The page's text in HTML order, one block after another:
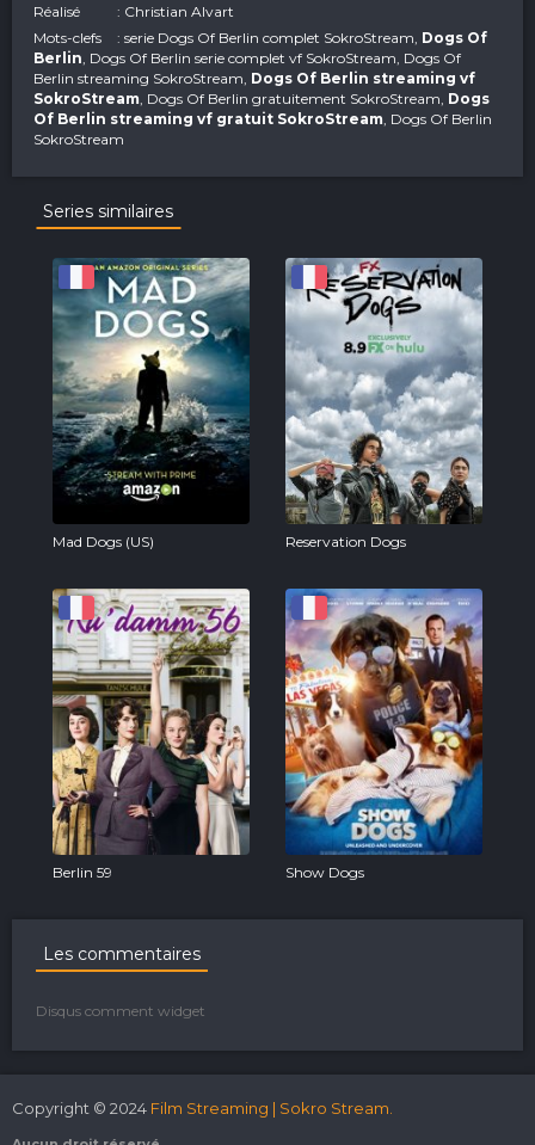
Réalisé
: Christian Alvart
Mots-clefs
: serie Dogs Of Berlin complet SokroStream, Dogs Of
Berlin , Dogs Of Berlin serie complet vf SokroStream, Dogs Of
Berlin streaming SokroStream, Dogs Of Berlin streaming vf
SokroStream , Dogs Of Berlin gratuitement SokroStream, Dogs
Of Berlin streaming vf gratuit SokroStream , Dogs Of Berlin
SokroStream
Series similaires
Mad Dogs (US) Reservation Dogs
Berlin 59 Show Dogs
Les commentaires
Disqus comment widget
Copyright © 2024 Film Streaming | Sokro Stream.